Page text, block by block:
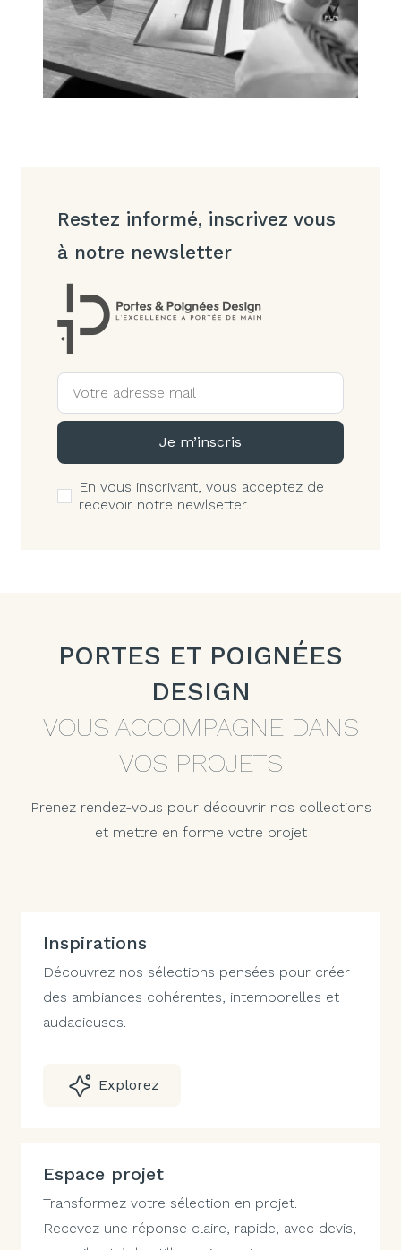
Restez informé, inscrivez vous
à notre newsletter
Je m’inscris
En vous inscrivant, vous acceptez de
recevoir notre newlsetter.
PORTES ET POIGNÉES
DESIGN
VOUS ACCOMPAGNE DANS
VOS PROJETS
Prenez rendez-vous pour découvrir nos collections
et mettre en forme votre projet
Inspirations
Découvrez nos sélections pensées pour créer
des ambiances cohérentes, intemporelles et
audacieuses.
Explorez
Espace projet
Transformez votre sélection en projet.
Recevez une réponse claire, rapide, avec devis,